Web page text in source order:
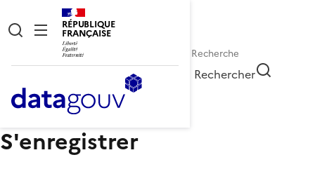
RÉPUBLIQUE
FRANÇAISE
Rechercher
S'enregistrer